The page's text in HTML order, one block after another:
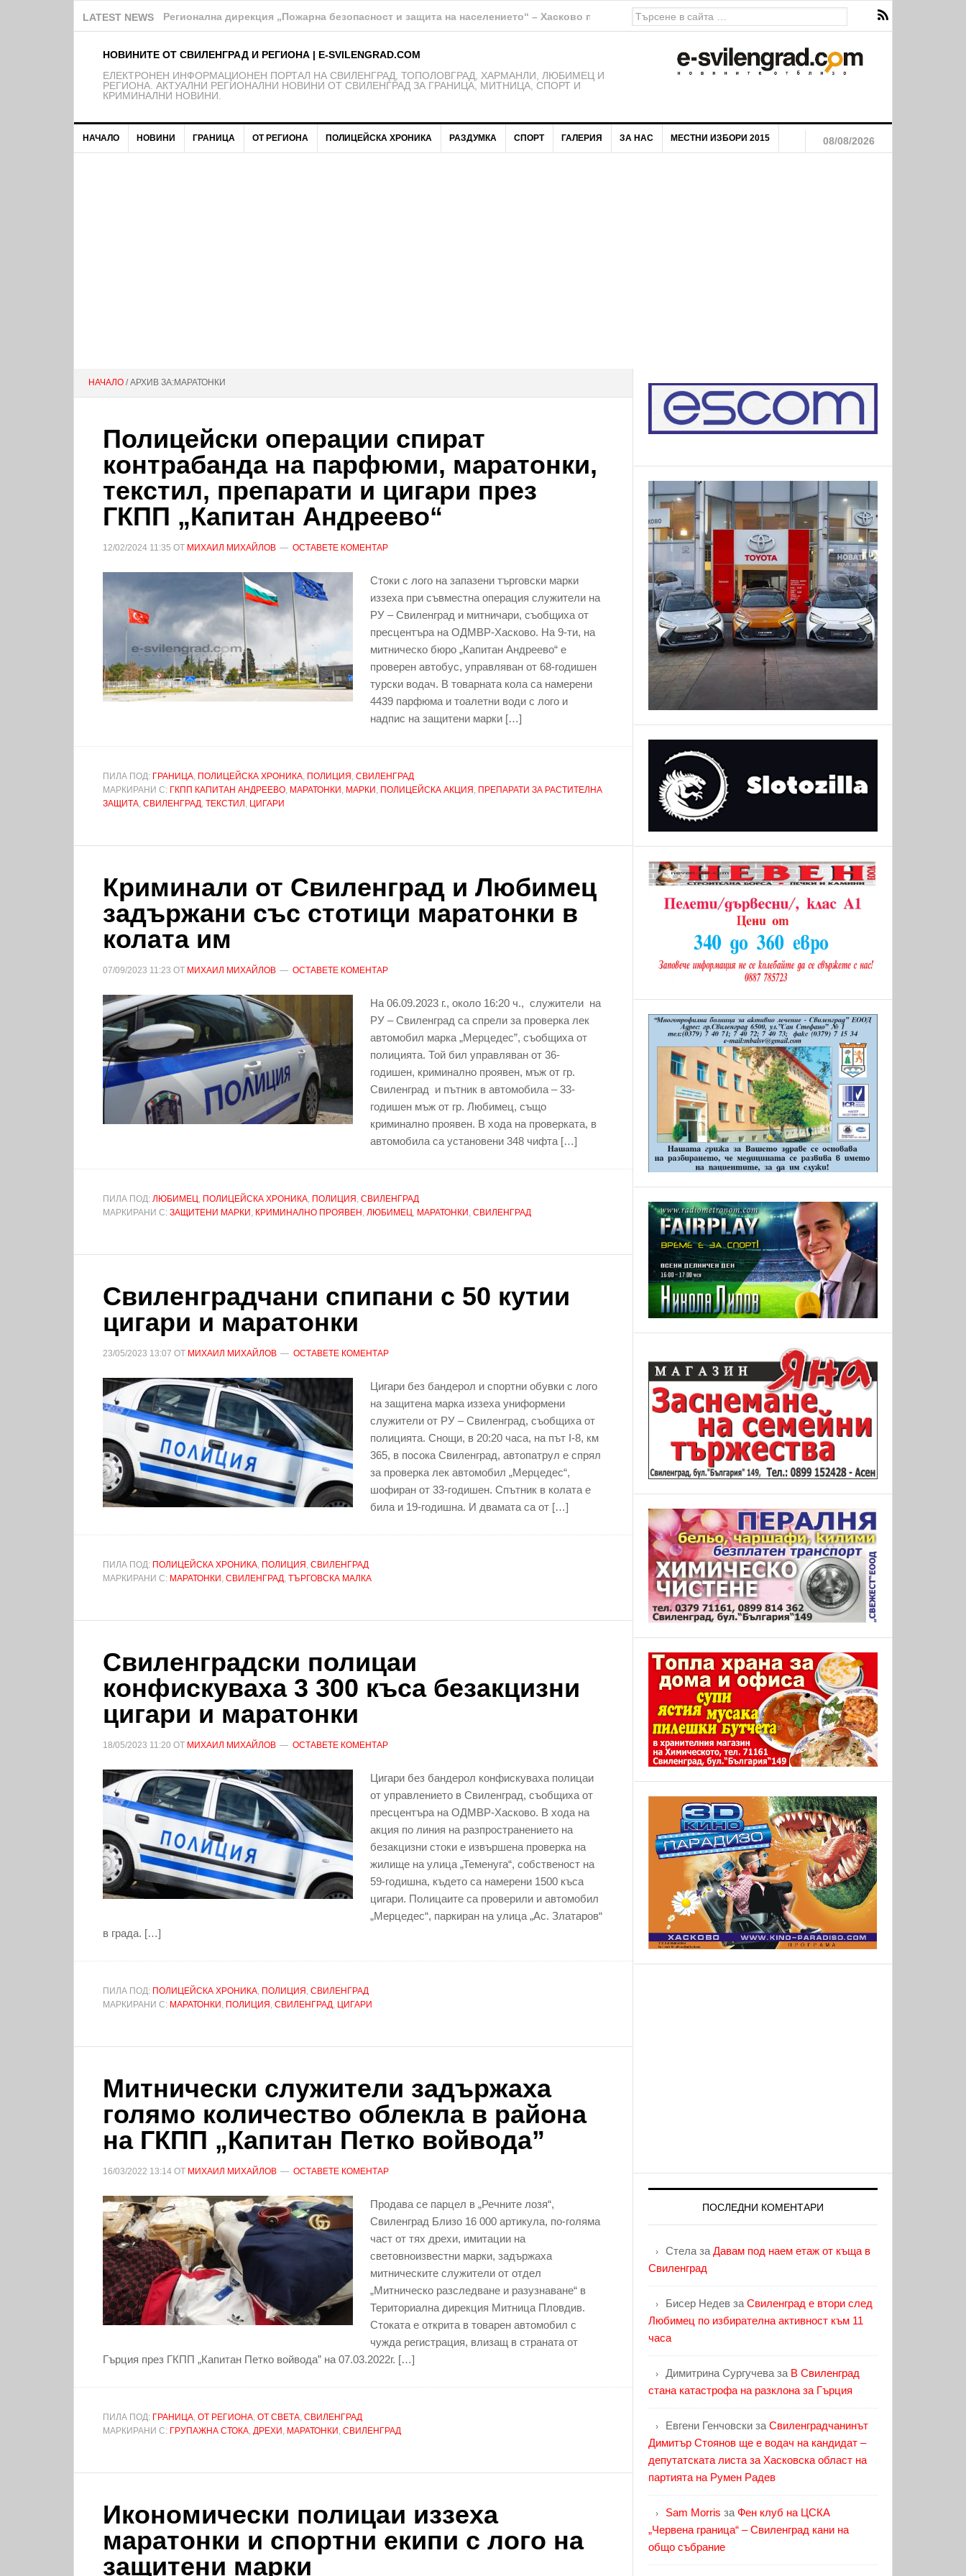
LATEST NEWS Над 150 деца от школата на ФК Свиленград – 1921 получават нови екипи
НОВИНИТЕ ОТ СВИЛЕНГРАД И РЕГИОНА | E-SVILENGRAD.COM
EЛЕКТРОНЕН ИНФОРМАЦИОНЕН ПОРТАЛ НА СВИЛЕНГРАД, ТОПОЛОВГРАД, ХАРМАНЛИ, ЛЮБИМЕЦ И
РЕГИОНА. АКТУАЛНИ РЕГИОНАЛНИ НОВИНИ ОТ СВИЛЕНГРАД ЗА ГРАНИЦА, МИТНИЦА, СПОРТ И
КРИМИНАЛНИ НОВИНИ.
НАЧАЛО НОВИНИ ГРАНИЦА ОТ РЕГИОНА ПОЛИЦЕЙСКА ХРОНИКА РАЗДУМКА СПОРТ ГАЛЕРИЯ ЗА НАС МЕСТНИ ИЗБОРИ 2015 08/08/2026
НАЧАЛО / АРХИВ ЗА:МАРАТОНКИ
Полицейски операции спират
контрабанда на парфюми, маратонки,
текстил, препарати и цигари през
ГКПП „Капитан Андреево“
12/02/2024 11:35 ОТ МИХАИЛ МИХАЙЛОВ ОСТАВЕТЕ КОМЕНТАР
Стоки с лого на запазени търговски марки
иззеха при съвместна операция служители на
РУ – Свиленград и митничари, съобщиха от
пресцентъра на ОДМВР-Хасково. На 9-ти, на
митническо бюро „Капитан Андреево“ е
проверен автобус, управляван от 68-годишен
турски водач. В товарната кола са намерени
4439 парфюма и тоалетни води с лого и
надпис на защитени марки […]
ПИЛА ПОД: ГРАНИЦА, ПОЛИЦЕЙСКА ХРОНИКА, ПОЛИЦИЯ , СВИЛЕНГРАД
МАРКИРАНИ С: ГКПП КАПИТАН АНДРЕЕВО, МАРАТОНКИ , МАРКИ , ПОЛИЦЕЙСКА АКЦИЯ , ПРЕПАРАТИ ЗА РАСТИТЕЛНА
ЗАЩИТА, СВИЛЕНГРАД, ТЕКСТИЛ , ЦИГАРИ
Криминали от Свиленград и Любимец
задържани със стотици маратонки в
колата им
07/09/2023 11:23 ОТ МИХАИЛ МИХАЙЛОВ ОСТАВЕТЕ КОМЕНТАР
На 06.09.2023 г., около 16:20 ч., служители на
РУ – Свиленград са спрели за проверка лек
автомобил марка „Мерцедес”, съобщиха от
полицията. Той бил управляван от 36-
годишен, криминално проявен, мъж от гр.
Свиленград и пътник в автомобила – 33-
годишен мъж от гр. Любимец, също
криминално проявен. В хода на проверката, в
автомобила са установени 348 чифта […]
ПИЛА ПОД: ЛЮБИМЕЦ, ПОЛИЦЕЙСКА ХРОНИКА, ПОЛИЦИЯ , СВИЛЕНГРАД
МАРКИРАНИ С: ЗАЩИТЕНИ МАРКИ , КРИМИНАЛНО ПРОЯВЕН , ЛЮБИМЕЦ, МАРАТОНКИ , СВИЛЕНГРАД
Свиленградчани спипани с 50 кутии
цигари и маратонки
23/05/2023 13:07 ОТ МИХАИЛ МИХАЙЛОВ ОСТАВЕТЕ КОМЕНТАР
Цигари без бандерол и спортни обувки с лого
на защитена марка иззеха униформени
служители от РУ – Свиленград, съобщиха от
полицията. Снощи, в 20:20 часа, на път I-8, км
365, в посока Свиленград, автопатрул е спрял
за проверка лек автомобил „Мерцедес“,
шофиран от 33-годишен. Спътник в колата е
била и 19-годишна. И двамата са от […]
ПИЛА ПОД: ПОЛИЦЕЙСКА ХРОНИКА, ПОЛИЦИЯ , СВИЛЕНГРАД
МАРКИРАНИ С: МАРАТОНКИ , СВИЛЕНГРАД, ТЪРГОВСКА МАЛКА
Свиленградски полицаи
конфискуваха 3 300 къса безакцизни
цигари и маратонки
18/05/2023 11:20 ОТ МИХАИЛ МИХАЙЛОВ ОСТАВЕТЕ КОМЕНТАР
Цигари без бандерол конфискуваха полицаи
от управлението в Свиленград, съобщиха от
пресцентъра на ОДМВР-Хасково. В хода на
акция по линия на разпространението на
безакцизни стоки е извършена проверка на
жилище на улица „Теменуга“, собственост на
59-годишна, където са намерени 1500 къса
цигари. Полицаите са проверили и автомобил
„Мерцедес“, паркиран на улица „Ас. Златаров“
в града. […]
ПИЛА ПОД: ПОЛИЦЕЙСКА ХРОНИКА, ПОЛИЦИЯ , СВИЛЕНГРАД
МАРКИРАНИ С: МАРАТОНКИ , ПОЛИЦИЯ , СВИЛЕНГРАД, ЦИГАРИ
Митнически служители задържаха
голямо количество облекла в района
на ГКПП „Капитан Петко войвода”
16/03/2022 13:14 ОТ МИХАИЛ МИХАЙЛОВ ОСТАВЕТЕ КОМЕНТАР
Продава се парцел в „Речните лозя“,
Свиленград Близо 16 000 артикула, по-голяма
част от тях дрехи, имитации на
световноизвестни марки, задържаха
митническите служители от отдел
„Митническо разследване и разузнаване“ в
Териториална дирекция Митница Пловдив.
Стоката е открита в товарен автомобил с
чужда регистрация, влизащ в страната от
Гърция през ГКПП „Капитан Петко войвода” на 07.03.2022г. […]
ПИЛА ПОД: ГРАНИЦА, ОТ РЕГИОНА, ОТ СВЕТА, СВИЛЕНГРАД
МАРКИРАНИ С: ГРУПАЖНА СТОКА, ДРЕХИ , МАРАТОНКИ , СВИЛЕНГРАД
Икономически полицаи иззеха
маратонки и спортни екипи с лого на
защитени марки
ПОСЛЕДНИ КОМЕНТАРИ
Стела за Давам под наем етаж от къща в
Свиленград
Бисер Недев за Свиленград е втори след
Любимец по избирателна активност към 11
часа
Димитрина Сургучева за В Свиленград
стана катастрофа на разклона за Гърция
Евгени Генчовски за Свиленградчанинът
Димитър Стоянов ще е водач на кандидат –
депутатската листа за Хасковска област на
партията на Румен Радев
Sam Morris за Фен клуб на ЦСКА
„Червена граница“ – Свиленград кани на
общо събрание